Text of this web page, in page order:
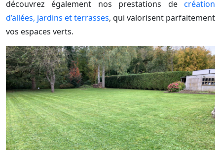
découvrez également nos prestations de création
d’allées, jardins et terrasses, qui valorisent parfaitement
vos espaces verts.